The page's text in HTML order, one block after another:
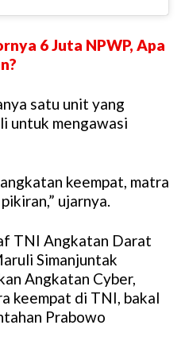
6 Juta NPWP, Apa
satu unit yang
untuk mengawasi
keempat, matra
ujarnya.
TNI Angkatan Darat
Simanjuntak
Angkatan Cyber,
keempat di TNI, bakal
Prabowo